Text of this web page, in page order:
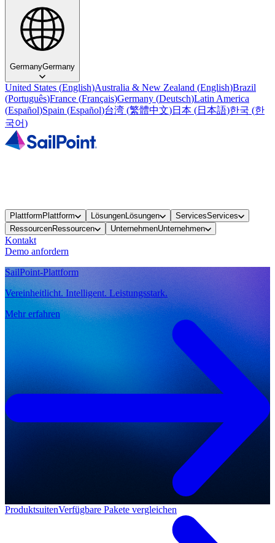
GermanyGermany
United States (English)Australia & New Zealand (English)Brazil
(Português)France (Français)Germany (Deutsch)Latin America
(Español)Spain (Español)台湾 (繁體中文)日本 (日本語)한국 (한
국어)
Plattform Plattform LösungenLösungen ServicesServices
RessourcenRessourcen UnternehmenUnternehmen
Kontakt
Demo anfordern
SailPoint-Plattform
Vereinheitlicht. Intelligent. Leistungsstark.
Mehr erfahren
ProduktsuitenVerfügbare Pakete vergleichen